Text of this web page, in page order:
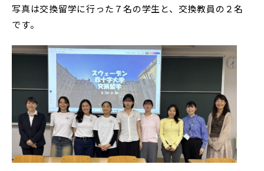
受験生の方へ 保護者の方へ
在学生の方へ
卒業生の方へ ご寄付をお考えの方へ
よくある質問 教職員募集
お問い合わせ 図書館
アクセス
写真は交換留学に行った７名の学生と、交換教員の２名
です。